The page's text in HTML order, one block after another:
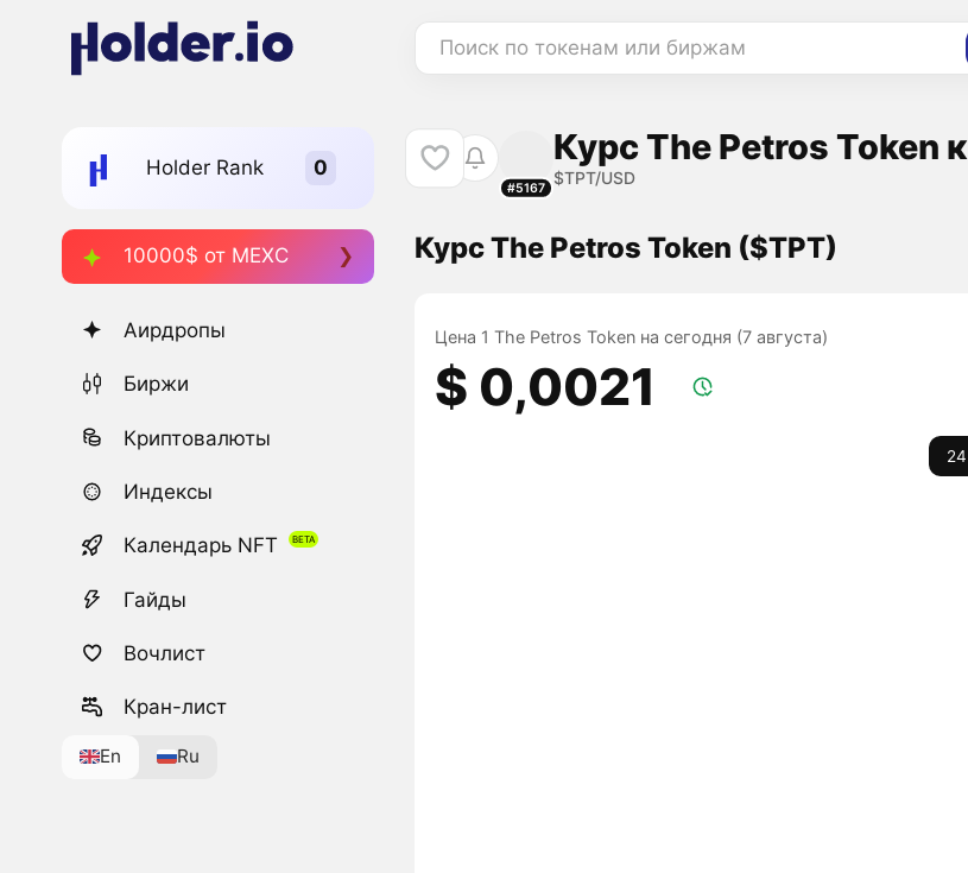
Поиск по токенам или биржам
Holder Rank
10000$ от MEXC
Аирдропы
Биржи
Криптовалюты
Индексы
Календарь NFT
Гайды
Вочлист
Кран-лист
En Ru
#5167
Курс The Petros Token
$TPT/USD
Курс The Petros Token ($TPT)
Цена 1 The Petros Token на сегодня (7 августа)
$ 0,0021